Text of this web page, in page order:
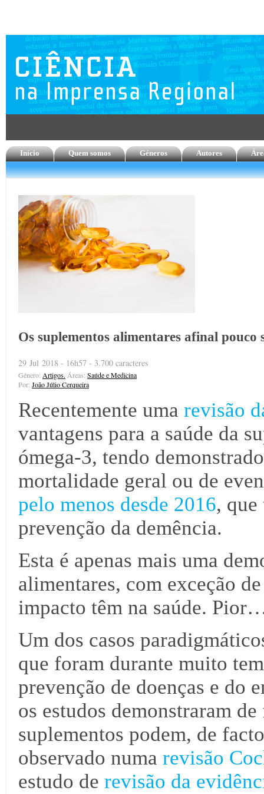
Início Quem somos Géneros Autores
Os suplementos alimentares afinal pouco
29 Jul 2018 - 16h57 - 3.700 caracteres
Género: Artigos. Áreas: Saúde e Medicina
Por: João Júlio Cerqueira
Recentemente uma revisão
vantagens para a saúde da
ómega-3, tendo
mortalidade geral ou de
pelo menos desde 2016, que
prevenção da demência.
Esta é apenas mais uma
alimentares, com exceção
impacto têm na saúde.
Um dos casos
que foram durante muito
prevenção de doenças e do
os estudos demonstraram
suplementos podem, de
observado numa revisão
estudo de revisão da